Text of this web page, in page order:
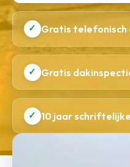
✓ Gratis telefonisch
✓ Gratis
✓ 10 jaar